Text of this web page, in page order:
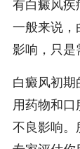
有白癜风疾
一般来说，
影响，只是
白癜风初期
用药物和
不良影响。